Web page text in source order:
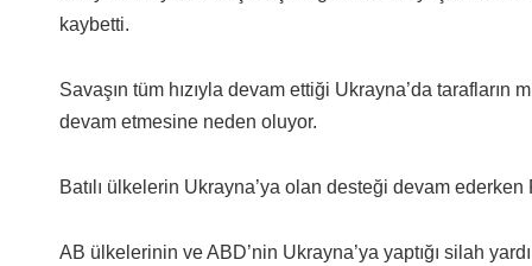
kaybetti.
Savaşın tüm hızıyla devam ettiği Ukrayna’da tarafların
devam etmesine neden oluyor.
Batılı ülkelerin Ukrayna’ya olan desteği devam ederken
AB ülkelerinin ve ABD’nin Ukrayna’ya yaptığı silah